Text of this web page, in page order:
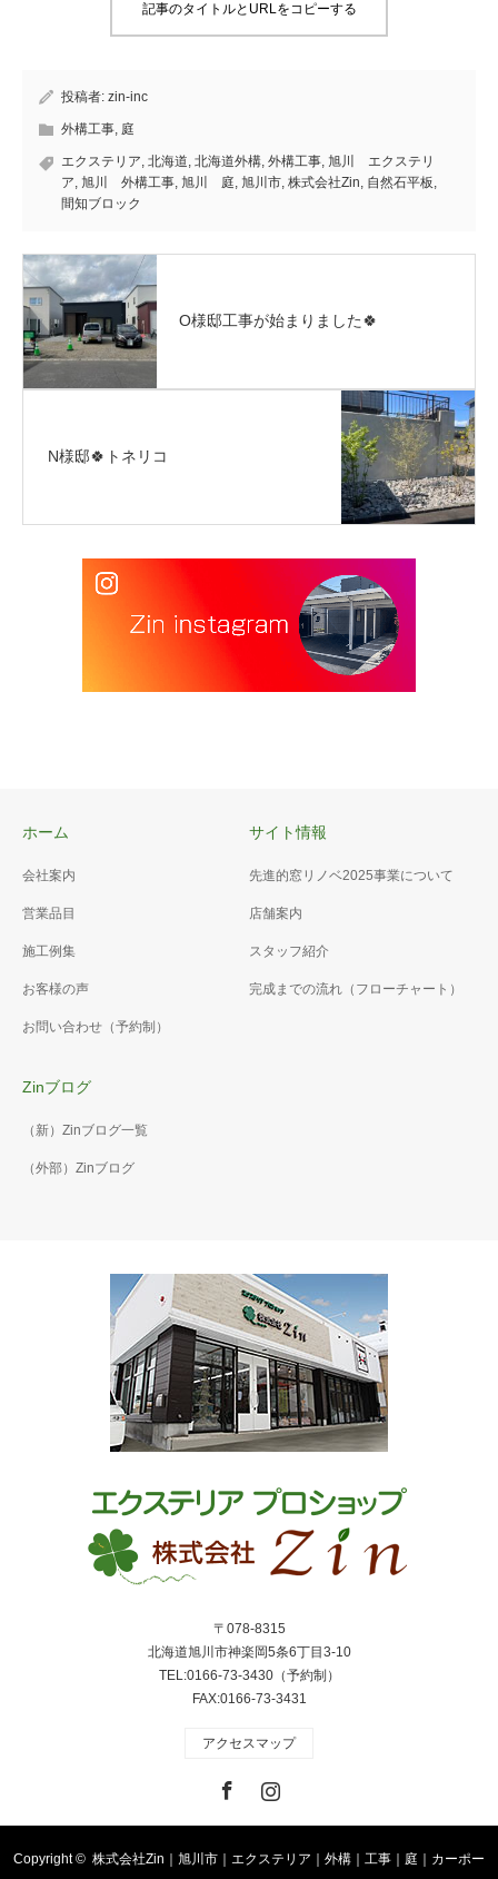
記事のタイトルとURLをコピーする
投稿者: zin-inc
外構工事, 庭
エクステリア, 北海道, 北海道外構, 外構工事, 旭川 エクステリ
ア, 旭川 外構工事, 旭川 庭, 旭川市, 株式会社Zin, 自然石平板,
間知ブロック
O様邸工事が始まりました🍀
N様邸🍀トネリコ
ホーム
会社案内
営業品目
施工例集
お客様の声
お問い合わせ（予約制）
サイト情報
先進的窓リノベ2025事業について
店舗案内
スタッフ紹介
完成までの流れ（フローチャート）
Zinブログ
（新）Zinブログ一覧
（外部）Zinブログ
〒078-8315
北海道旭川市神楽岡5条6丁目3-10
TEL:0166-73-3430（予約制）
FAX:0166-73-3431
アクセスマップ
Copyright © 株式会社Zin｜旭川市｜エクステリア｜外構｜工事｜庭｜カーポー